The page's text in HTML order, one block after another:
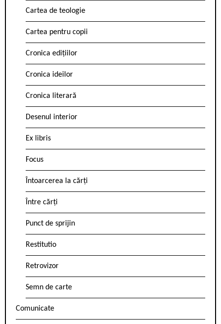
Cartea de teologie
Cartea pentru copii
Cronica edițiilor
Cronica ideilor
Cronica literară
Desenul interior
Ex libris
Focus
Întoarcerea la cărți
Între cărți
Punct de sprijin
Restitutio
Retrovizor
Semn de carte
Comunicate